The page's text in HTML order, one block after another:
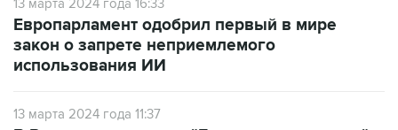
закон о запрете неприемлемого
использования ИИ
подключены к системе распознавания лиц